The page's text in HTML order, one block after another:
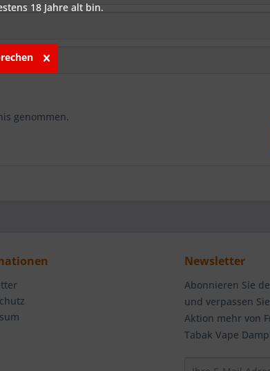
genommen.
Newsletter
Abonnieren Sie
und verpassen
Aktion mehr von
Tabak Vape
18 Jahre alt bin.